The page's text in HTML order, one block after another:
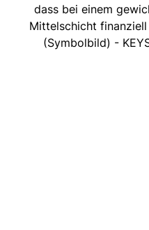
dass bei einem
Mittelschicht
(Symbolbild) -